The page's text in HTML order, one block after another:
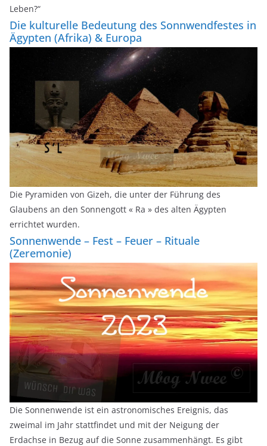
Leben?“
Die kulturelle Bedeutung des Sonnwendfestes in
Ägypten (Afrika) & Europa
Die Pyramiden von Gizeh, die unter der Führung des
Glaubens an den Sonnengott « Ra » des alten Ägypten
errichtet wurden.
Sonnenwende – Fest – Feuer – Rituale
(Zeremonie)
Die Sonnenwende ist ein astronomisches Ereignis, das
zweimal im Jahr stattfindet und mit der Neigung der
Erdachse in Bezug auf die Sonne zusammenhängt. Es gibt